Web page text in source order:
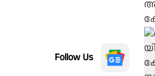
Follow Us